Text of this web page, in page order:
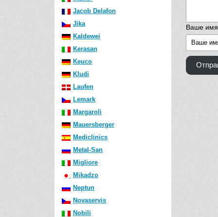
Jacob Delafon
Jika
Kaldewei
Kerasan
Keuco
Kludi
Laufen
Lemark
Margaroli
Mauersberger
Mediclinics
Metal-San
Migliore
Mikadzo
Neptun
Novaservis
Nobili
Ваше имя